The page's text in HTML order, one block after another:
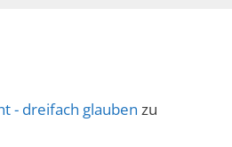
- dreifach glauben zu